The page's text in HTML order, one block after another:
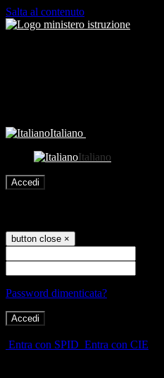
Salta al contenuto
Italiano
Italiano
Accedi
button close ×
Password dimenticata?
Entra con SPID Entra con CIE